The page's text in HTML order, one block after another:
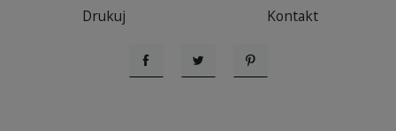
Drukuj Kontakt
UdostępnijTweetujPinterest